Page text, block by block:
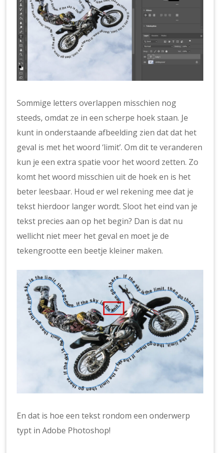
Sommige letters overlappen misschien nog
steeds, omdat ze in een scherpe hoek staan. Je
kunt in onderstaande afbeelding zien dat dat het
geval is met het woord ‘limit’. Om dit te veranderen
kun je een extra spatie voor het woord zetten. Zo
komt het woord misschien uit de hoek en is het
beter leesbaar. Houd er wel rekening mee dat je
tekst hierdoor langer wordt. Sloot het eind van je
tekst precies aan op het begin? Dan is dat nu
wellicht niet meer het geval en moet je de
tekengrootte een beetje kleiner maken.
En dat is hoe een tekst rondom een onderwerp
typt in Adobe Photoshop!